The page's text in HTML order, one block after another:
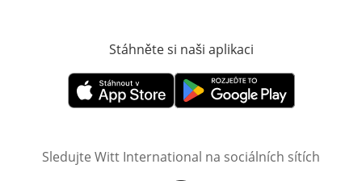
Stáhněte si naši aplikaci
Otevře v novém okněOtevře v novém okně
Sledujte Witt International na sociálních sítích